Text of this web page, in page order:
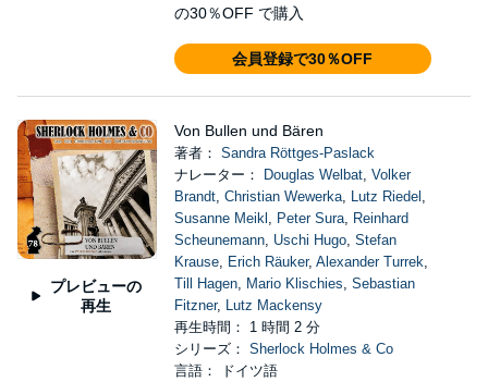
の30％OFF で購入
会員登録で30％OFF
プレビューの
再生
Von Bullen und Bären
著者： Sandra Röttges-Paslack
ナレーター：
Douglas Welbat, Volker
Brandt, Christian Wewerka, Lutz Riedel ,
Susanne Meikl , Peter Sura, Reinhard
Scheunemann, Uschi Hugo, Stefan
Krause, Erich Räuker, Alexander Turrek,
Till Hagen, Mario Klischies, Sebastian
Fitzner, Lutz Mackensy
再生時間： 1 時間 2 分
シリーズ： Sherlock Holmes & Co
言語： ドイツ語